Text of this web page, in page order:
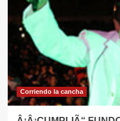
Corriendo la cancha